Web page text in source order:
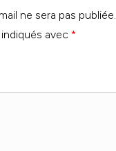
ne sera pas publiée.
avec *